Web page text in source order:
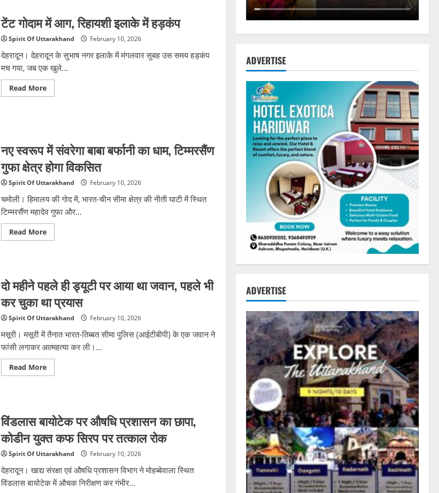
गाड़ियों
को
टक्कर
टेंट गोदाम में आग, रिहायशी इलाके में हड़कंप
Spirit Of Uttarakhand February 10, 2026
देहरादून। देहरादून के सुभाष नगर इलाके में मंगलवार सुबह उस समय हड़कंप
मच गया, जब एक खुले...
Read MoreRead
more
इलाके
में
हड़कंप
नए स्वरूप में संवरेगा बाबा बर्फानी का धाम, टिम्मरसैंण
गुफा क्षेत्र होगा विकसित
Spirit Of Uttarakhand February 10, 2026
चमोली। हिमालय की गोद में, भारत-चीन सीमा क्षेत्र की नीती घाटी में स्थित
टिम्मरसैंण महादेव गुफा और...
Read MoreRead
more
बाबा
बर्फानी
धाम,
टिम्मरसैंण
गुफा
क्षेत्र
होगा
विकसित
दो महीने पहले ही ड्यूटी पर आया था जवान, पहले भी
कर चुका था प्रयास
Spirit Of Uttarakhand February 10, 2026
मसूरी। मसूरी में तैनात भारत-तिब्बत सीमा पुलिस (आईटीबीपी) के एक जवान ने
फांसी लगाकर आत्महत्या कर ली।...
Read MoreRead
more
ड्यूटी
पर
था
जवान,
पहले
भी
कर
चुका
था
प्रयास
विंडलास बायोटेक पर औषधि प्रशासन का छापा,
कोडीन युक्त कफ सिरप पर तत्काल रोक
Spirit Of Uttarakhand February 10, 2026
देहरादून। खाद्य संरक्षा एवं औषधि प्रशासन विभाग ने मोहब्बेवाला स्थित
विंडलास बायोटेक में औचक निरीक्षण कर गंभीर...
ADVERTISE
ADVERTISE